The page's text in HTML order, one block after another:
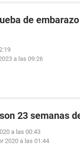
de
a las 09:26
23 semanas
a las 00:43
2020 a las 01:44